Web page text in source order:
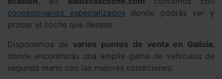
concesionarios especializadosdonde podrás ver y
probar el coche que deseas.
Disponemos de varios puntos de venta en Galicia,
donde encontrarás una amplia gama de vehículos de
segunda mano con las mejores condiciones.